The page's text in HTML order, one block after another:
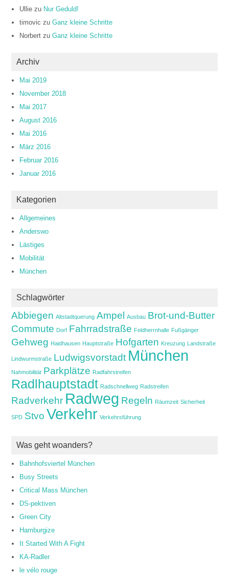
Ullie zu Nur Geduld!
timovic zuGanz kleine Schritte
Norbert zuGanz kleine Schritte
Archiv
Mai 2019
November 2018
Mai 2017
August 2016
Mai 2016
März 2016
Februar 2016
Januar 2016
Kategorien
Allgemeines
Anderswo
Lästiges
Mobilität
München
Schlagwörter
Abbiegen Altstadtquerung Ampel Ausbau Brot-und-Butter
Commute Dorf Fahrradstraße Feldherrnhalle Fußgänger
Gehweg Haidhausen Hauptstraße Hofgarten Kreuzung Landstraße
Lindwurmstraße Ludwigsvorstadt München
Nahmobilität Parkplätze Radfahrstreifen
Radlhauptstadt Radschnellweg Radstreifen
Radverkehr Radweg Regeln Räumzeit Sicherheit
SPD Stvo Verkehr Verkehrsführung
Was geht woanders?
Bahnhofsviertel München
Busy Streets
Critical Mass München
DS-pektiven
Green City
Hamburgize
It Started With A Fight
KA-Radler
le vélo rouge